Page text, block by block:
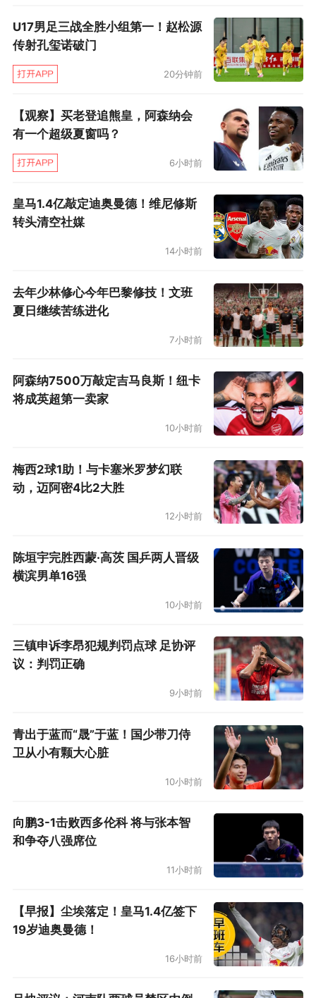
两个小组中，A组汇聚了东亚及东南亚传统篮球强
国的青年力量，既有东道主中国U18国青，也有
国家大学，以及马来西亚精英选拔队。B组则堪
称“两岸三地+澳洲”的多元碰撞，华侨大学作为
CUBAL传统豪强，将与香港岭南大学、台湾体育
大学及澳大利亚青年队上演精彩对话。
小组赛阶段为7月13日至15日，两个赛区每天各
厦门赛区（A组）赛程：
7月13日（周一）19:30 中国U18国青VS马来西
学
7月14日（周二）19:00 菲律宾国家大学VS马来
青
7月15日（周三）19:00 马来西亚挑选队VS韩国
明知大学；20:30 中国U18国青VS菲律宾国家大
学
U17男足三战全胜小组第一！赵松源
传射孔玺诺破门
20分钟前
【观察】买老登追熊皇，阿森纳会
有一个超级夏窗吗？
6小时前
皇马1.4亿敲定迪奥曼德！维尼修斯
转头清空社媒
14小时前
去年少林修心今年巴黎修技！文班
夏日继续苦练进化
7小时前
阿森纳7500万敲定吉马良斯！纽卡
将成英超第一卖家
10小时前
梅西2球1助！与卡塞米罗梦幻联
动，迈阿密4比2大胜
12小时前
陈垣宇完胜西蒙·高茨 国乒两人晋级
横滨男单16强
10小时前
三镇申诉李昂犯规判罚点球 足协评
议：判罚正确
9小时前
青出于蓝而“晟”于蓝！国少带刀侍
卫从小有颗大心脏
10小时前
向鹏3-1击败西多伦科 将与张本智
和争夺八强席位
11小时前
【早报】尘埃落定！皇马1.4亿签下
19岁迪奥曼德！
16小时前